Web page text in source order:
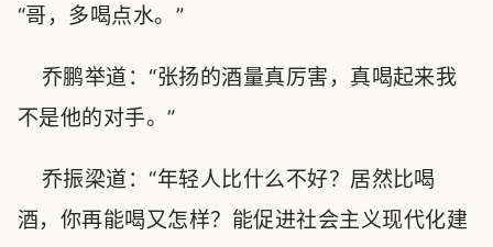
“哥，多喝点水。”
乔鹏举道：“张扬的酒量真厉害，真喝起来我
不是他的对手。”
乔振梁道：“年轻人比什么不好？居然比喝
酒，你再能喝又怎样？能促进社会主义现代化建